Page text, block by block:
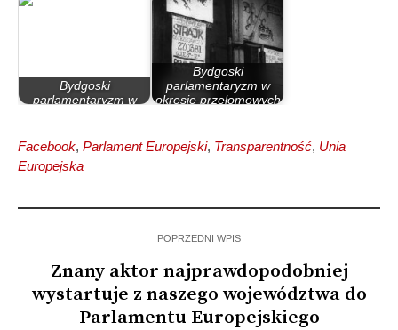
Bydgoski
parlamentaryzm w
Bydgoski
parlamentaryzm w
okresie przełomowych
Facebook, Parlament Europejski, Transparentność, Unia
Europejska
POPRZEDNI WPIS
Znany aktor najprawdopodobniej
wystartuje z naszego województwa do
Parlamentu Europejskiego